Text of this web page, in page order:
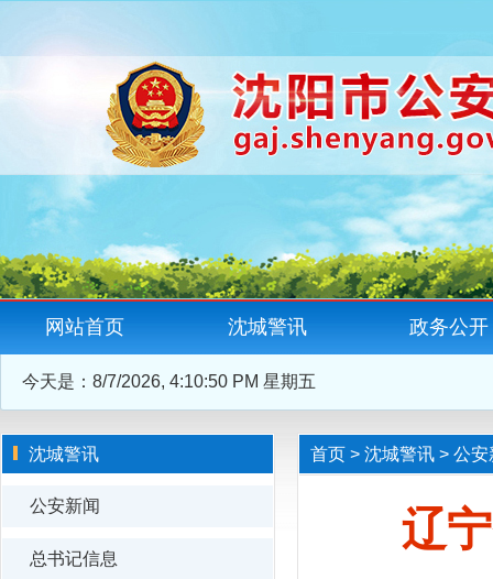
网站首页 沈城警讯 政务公开
今天是： 8/7/2026, 4:10:51 PM 星期五
沈城警讯
公安新闻
总书记信息
首页 > 沈城警讯 > 公安
辽